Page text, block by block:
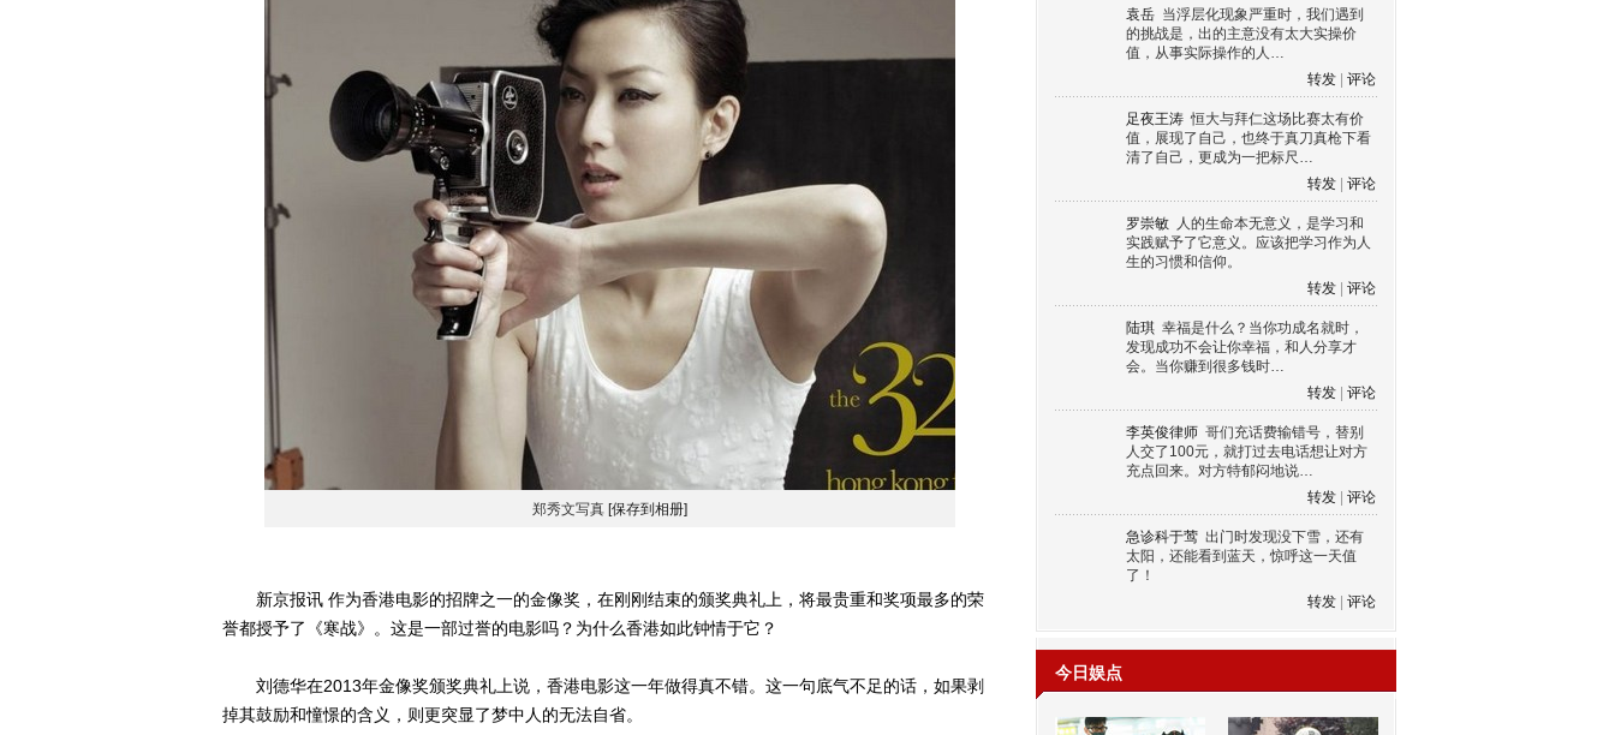
郑秀文写真 [保存到相册]
新京报讯 作为香港电影的招牌之一的金像奖，在刚刚结束的颁奖典礼上，将最贵重和奖项最多的荣
誉都授予了《寒战》。这是一部过誉的电影吗？为什么香港如此钟情于它？
刘德华在2013年金像奖颁奖典礼上说，香港电影这一年做得真不错。这一句底气不足的话，如果剥
掉其鼓励和憧憬的含义，则更突显了梦中人的无法自省。
袁岳 当浮层化现象严重时，我们遇到
的挑战是，出的主意没有太大实操价
值，从事实际操作的人…
转发
评论
足夜王涛 恒大与拜仁这场比赛太有价
值，展现了自己，也终于真刀真枪下看
清了自己，更成为一把标尺…
转发
评论
罗崇敏 人的生命本无意义，是学习和
实践赋予了它意义。应该把学习作为人
生的习惯和信仰。
转发
评论
陆琪 幸福是什么？当你功成名就时，
发现成功不会让你幸福，和人分享才
会。当你赚到很多钱时…
转发
评论
李英俊律师 哥们充话费输错号，替别
人交了100元，就打过去电话想让对方
充点回来。对方特郁闷地说…
转发
评论
急诊科于莺 出门时发现没下雪，还有
太阳，还能看到蓝天，惊呼这一天值
了！
转发
评论
今日娱点